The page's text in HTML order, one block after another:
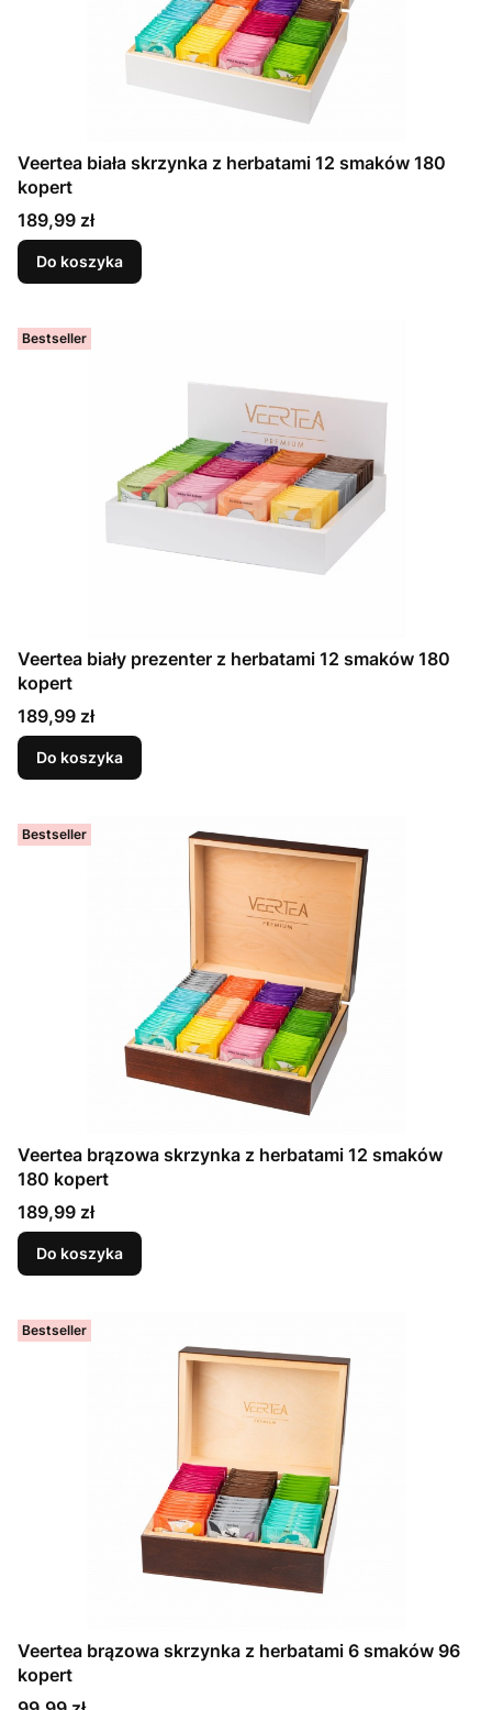
Veertea biała skrzynka z herbatami 12 smaków 180
kopert
Cena
189,99 zł
Do koszyka
Bestseller
Veertea biały prezenter z herbatami 12 smaków 180
kopert
Cena
189,99 zł
Do koszyka
Bestseller
Veertea brązowa skrzynka z herbatami 12 smaków
180 kopert
Cena
189,99 zł
Do koszyka
Bestseller
Veertea brązowa skrzynka z herbatami 6 smaków 96
kopert